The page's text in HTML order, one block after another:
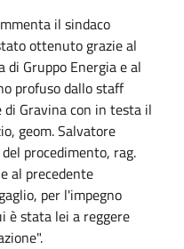
il sindaco
ottenuto grazie al
Gruppo Energia e al
profuso dallo staff
Gravina con in testa il
geom. Salvatore
procedimento, rag.
al precedente
per l'impegno
è stata lei a reggere